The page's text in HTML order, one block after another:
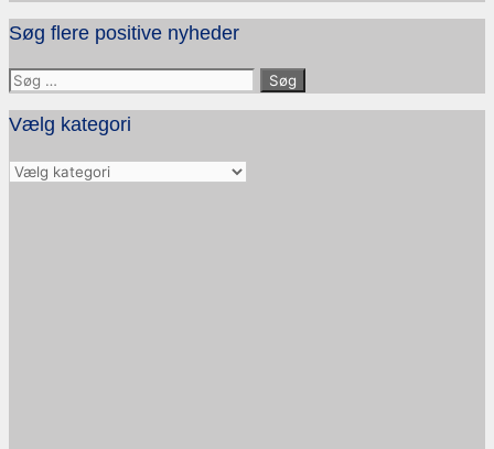
Søg flere positive nyheder
Søg
efter:
Vælg kategori
Vælg